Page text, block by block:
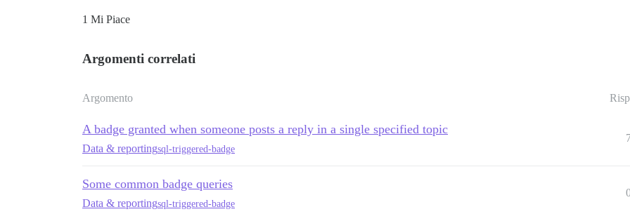
1 Mi Piace
Argomenti correlati
Argomento
A badge granted when someone posts a reply in a single specified topic
Data & reportingsql-triggered-badge
Some common badge queries
Data & reportingsql-triggered-badge